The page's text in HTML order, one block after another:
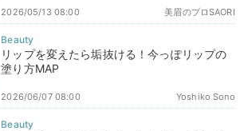
美眉のプロSAORI
2026/05/13 08:00
リップを変えたら垢抜ける！今っぽリップの
塗り方MAP
Yoshiko Sono
2026/06/07 08:00